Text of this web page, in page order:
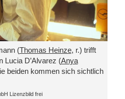
(Thomas Heinze, r.) trifft
Lucia D’Alvarez (Anya
beiden kommen sich sichtlich
Lizenzbild frei